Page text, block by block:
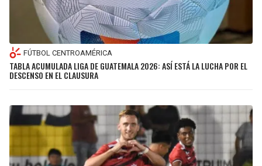
FÚTBOL CENTROAMÉRICA
TABLA ACUMULADA LIGA DE GUATEMALA 2026: ASÍ ESTÁ LA LUCHA POR EL
DESCENSO EN EL CLAUSURA